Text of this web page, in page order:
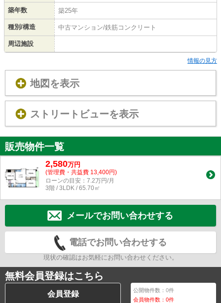
築年数 築25年
種別/構造 中古マンション/鉄筋コンクリート
周辺施設
情報の見方
地図を表示
ストリートビューを表示
販売物件一覧
2,580万円
(管理費・共益費 13,400円)
ローンの目安：7.2万円/月
3階 / 3LDK / 65.70㎡
メールでお問い合わせする
電話でお問い合わせする
現状の確認はお気軽にお問い合わせください。
無料会員登録はこちら
会員登録 公開物件数：0件
会員物件数：0件